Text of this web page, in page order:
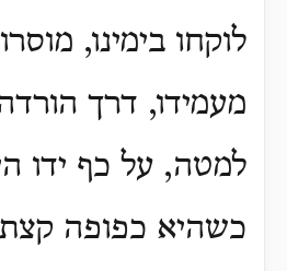
לוקחו בימינו,
מעמידו, דרך
למטה, על כף ידו
כשהיא כפופה קצת